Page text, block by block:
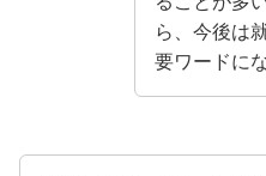
ら、今後は
要ワードに